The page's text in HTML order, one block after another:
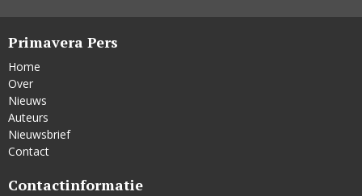
Primavera Pers
Home
Over
Nieuws
Auteurs
Nieuwsbrief
Contact
Contactinformatie